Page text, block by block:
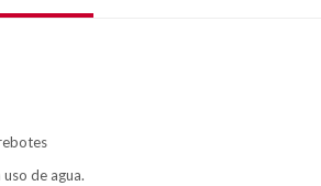
de agua.